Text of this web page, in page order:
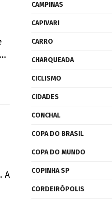
A
CAMPINAS
CAPIVARI
CARRO
CHARQUEADA
CICLISMO
CIDADES
CONCHAL
COPA DO BRASIL
COPA DO MUNDO
COPINHA SP
CORDEIRÓPOLIS